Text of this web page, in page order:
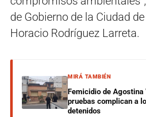
de Gobierno de la Ciudad
Horacio Rodríguez Larreta.
MIRÁ TAMBIÉN
Femicidio de
pruebas complican a
detenidos